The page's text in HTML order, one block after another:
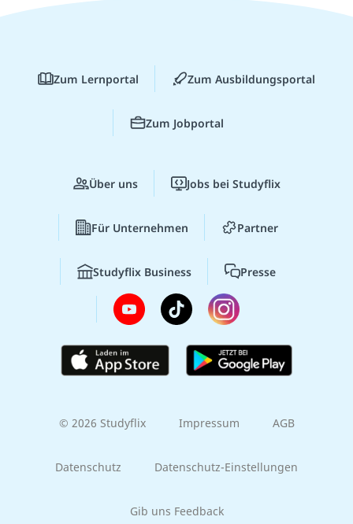
Zum Lernportal Zum Ausbildungsportal
Zum Jobportal
Über uns Jobs bei Studyflix
Für Unternehmen Partner
Studyflix Business Presse
© 2026 Studyflix Impressum AGB
Datenschutz Datenschutz-Einstellungen
Gib uns Feedback